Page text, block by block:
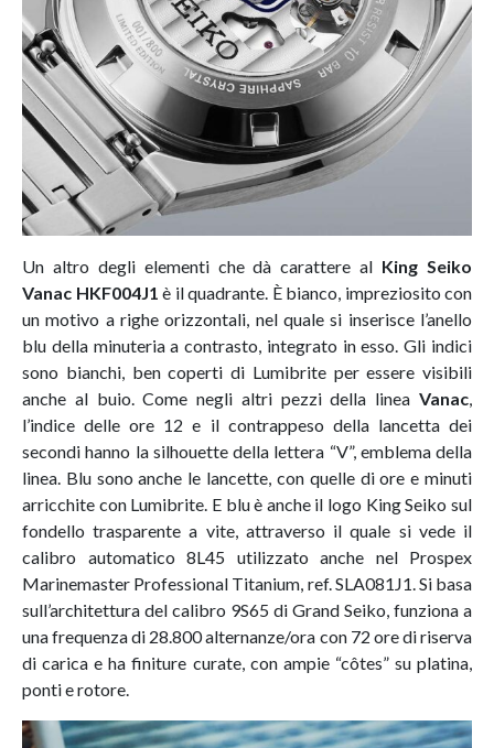
Un altro degli elementi che dà carattere al King Seiko
Vanac HKF004J1 è il quadrante. È bianco, impreziosito con
un motivo a righe orizzontali, nel quale si inserisce l’anello
blu della minuteria a contrasto, integrato in esso. Gli indici
sono bianchi, ben coperti di Lumibrite per essere visibili
anche al buio. Come negli altri pezzi della linea Vanac
l’indice delle ore 12 e il contrappeso della lancetta dei
secondi hanno la silhouette della lettera “V”, emblema della
linea. Blu sono anche le lancette, con quelle di ore e minuti
arricchite con Lumibrite. E blu è anche il logo King Seiko sul
fondello trasparente a vite, attraverso il quale si vede il
calibro automatico 8L45 utilizzato anche nel Prospex
Marinemaster Professional Titanium, ref. SLA081J1. Si basa
sull’architettura del calibro 9S65 di Grand Seiko, funziona a
una frequenza di 28.800 alternanze/ora con 72 ore di riserva
di carica e ha finiture curate, con ampie “côtes” su platina,
ponti e rotore.